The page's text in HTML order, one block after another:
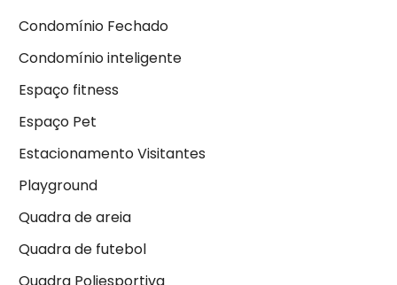
Condomínio Fechado
Condomínio inteligente
Espaço fitness
Espaço Pet
Estacionamento Visitantes
Playground
Quadra de areia
Quadra de futebol